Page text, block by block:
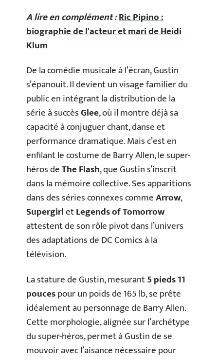
A lire en complément :Ric Pipino :
biographie de l'acteur et mari de Heidi
Klum
De la comédie musicale à l’écran, Gustin
s’épanouit. Il devient un visage familier du
public en intégrant la distribution de la
série à succèsGlee, où il montre déjà sa
capacité à conjuguer chant, danse et
performance dramatique. Mais c’est en
enfilant le costume de Barry Allen, le super-
héros deThe Flash, que Gustin s’inscrit
dans la mémoire collective. Ses apparitions
dans des séries connexes commeArrow,
SupergirletLegends of Tomorrow
attestent de son rôle pivot dans l’univers
des adaptations de DC Comics à la
télévision.
La stature de Gustin, mesurant5 pieds 11
poucespour un poids de 165 lb, se prête
idéalement au personnage de Barry Allen.
Cette morphologie, alignée sur l’archétype
du super-héros, permet à Gustin de se
mouvoir avec l’aisance nécessaire pour